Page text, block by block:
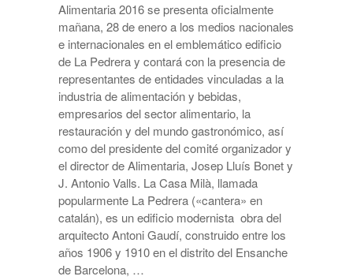
Alimentaria 2016 se presenta oficialmente
mañana, 28 de enero a los medios nacionales
e internacionales en el emblemático edificio
de La Pedrera y contará con la presencia de
representantes de entidades vinculadas a la
industria de alimentación y bebidas,
empresarios del sector alimentario, la
restauración y del mundo gastronómico, así
como del presidente del comité organizador y
el director de Alimentaria, Josep Lluís Bonet y
J. Antonio Valls. La Casa Milà, llamada
popularmente La Pedrera («cantera» en
catalán), es un edificio modernista obra del
arquitecto Antoni Gaudí, construido entre los
años 1906 y 1910 en el distrito del Ensanche
de Barcelona, …